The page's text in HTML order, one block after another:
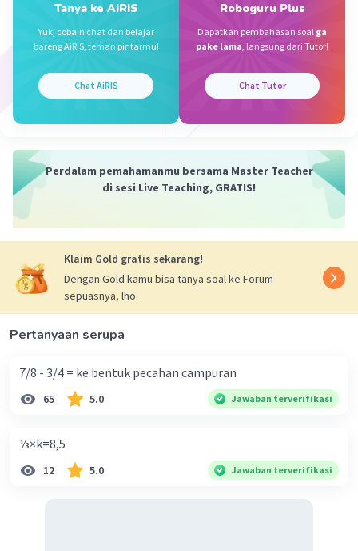
=-46-18=-63
Jadi jika dilihat dari soalnya jawabannya adalah -63
Iklan
Alima S Level 29
-35 + (-10) - 18
Beri Rating·0.0( 0) Balas
Kinanti W Level 23
11 Desember 2023 21:31
Jawaban terverifikasi
A.-63
Penjelasan dengan langkah-langkah:
=-63
Tanya ke AiRIS
Yuk, cobain chat dan belajar
bareng AiRIS, teman pintarmu!
Chat AiRIS
Roboguru Plus
Dapatkan pembahasan soal ga
pake lama, langsung dari Tutor!
Chat Tutor
Perdalam pemahamanmu bersama Master Teacher
di sesi Live Teaching, GRATIS!
Klaim Gold gratis sekarang!
Dengan Gold kamu bisa tanya soal ke Forum
sepuasnya, lho.
Pertanyaan serupa
7/8 - 3/4 = ke bentuk pecahan campuran
65 5.0 Jawaban terverifikasi
⅓×k=8,5
12 5.0 Jawaban terverifikasi